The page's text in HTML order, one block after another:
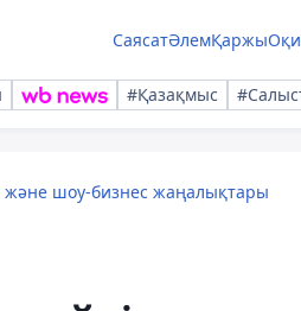
СаясатӘлемҚаржы
#Қазақмыс
шоу-бизнес жаңалықтары